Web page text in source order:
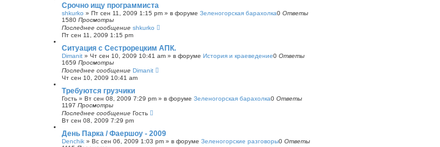
Срочно ищу программиста
shkurko » Пт сен 11, 2009 1:15 pm » в форуме Зеленогорская барахолка0 Ответы
1580 Просмотры
Последнее сообщение shkurko
Пт сен 11, 2009 1:15 pm
Ситуация с Сестрорецким АПК.
Dimanit » Чт сен 10, 2009 10:41 am » в форуме История и краеведение0 Ответы
1659 Просмотры
Последнее сообщение Dimanit
Чт сен 10, 2009 10:41 am
Требуются грузчики
Гость » Вт сен 08, 2009 7:29 pm » в форуме Зеленогорская барахолка0 Ответы
1197 Просмотры
Последнее сообщение Гость
Вт сен 08, 2009 7:29 pm
День Парка / Фаершоу - 2009
Denchik » Вс сен 06, 2009 1:03 pm » в форуме Зеленогорские разговоры0 Ответы